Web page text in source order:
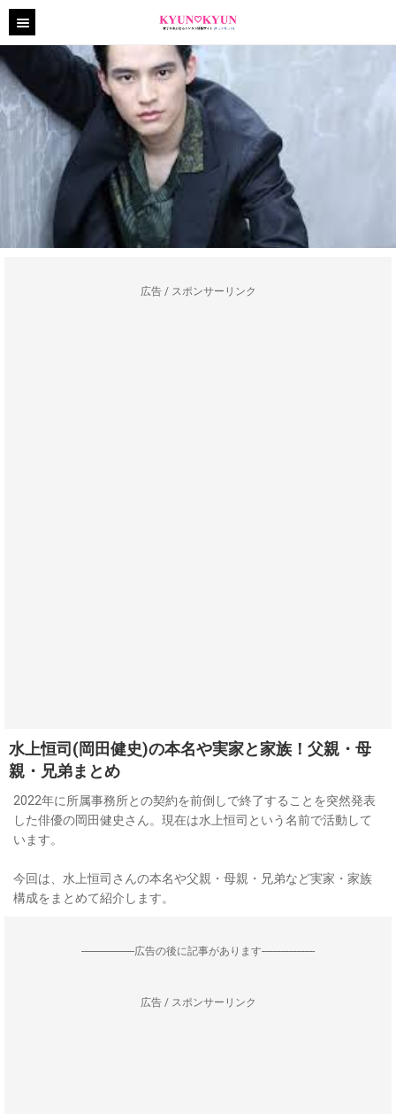
広告 / スポンサーリンク
水上恒司(岡田健史)の本名や実家と家族！父親・母
親・兄弟まとめ
2022年に所属事務所との契約を前倒しで終了することを突然発表
した俳優の岡田健史さん。現在は水上恒司という名前で活動して
います。
今回は、水上恒司さんの本名や父親・母親・兄弟など実家・家族
構成をまとめて紹介します。
--------------------広告の後に記事があります--------------------
広告 / スポンサーリンク